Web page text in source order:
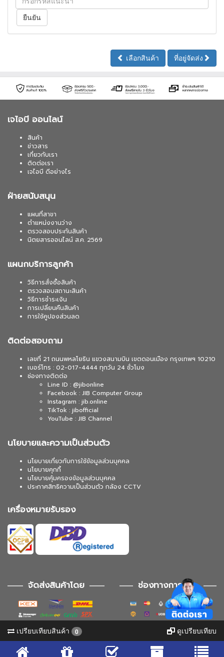
เลือกสินค้า ที่อยู่จัดส่ง
เจไอบี ออนไลน์
สินค้า
ข่าวสาร
เกี่ยวกับเรา
ติดต่อเรา
เจไอบี ดีอย่างไร
ฝ่ายสนับสนุน
แผนที่สาขา
ตำแหน่งงานว่าง
ตรวจสอบประกันสินค้า
นิตยสารออนไลน์ ส.ค. 2569
แผนกบริการลูกค้า
วิธีการสั่งซื้อสินค้า
ตรวจสอบสถานะสินค้า
วิธีการชำระเงิน
การเปลี่ยนคืนสินค้า
การใช้คูปองส่วนลด
ติดต่อสอบถาม
เลขที่ 21 ถนนพหลโยธิน แขวงสนามบิน เขตดอนเมือง กรุงเทพฯ 10210
เบอร์โทร : 02-017-4444 ทุกวัน 24 ชั่วโมง
ช่องทางติดต่อ
Line ID : @jibonline
Facebook : JIB Computer Group
Instagram : jib.online
TikTok : jibofficial
YouTube : JIB Channel
นโยบายและความเป็นส่วนตัว
นโยบายเกี่ยวกับการใช้ข้อมูลส่วนบุคคล
นโยบายคุกกี้
นโยบายคุ้มครองข้อมูลส่วนบุคคล
ประกาศสิทธิความเป็นส่วนตัว กล้อง CCTV
เครื่องหมายรับรอง
จัดส่งสินค้าโดย ช่องทางการชำระ
ช่องทางการติดตาม
เปรียบเทียบสินค้า 0 ดูเปรียบเทียบ